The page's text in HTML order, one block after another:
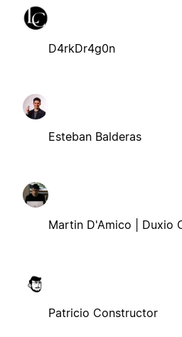
D4rkDr4g0n
Esteban Balderas
Martin D'Amico | Duxio
Patricio Constructor